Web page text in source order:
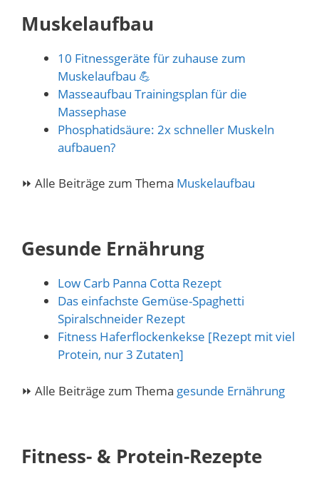
Muskelaufbau
10 Fitnessgeräte für zuhause zum
Muskelaufbau 💪
Masseaufbau Trainingsplan für die
Massephase
Phosphatidsäure: 2x schneller Muskeln
aufbauen?
⏩ Alle Beiträge zum Thema Muskelaufbau
Gesunde Ernährung
Low Carb Panna Cotta Rezept
Das einfachste Gemüse-Spaghetti
Spiralschneider Rezept
Fitness Haferflockenkekse [Rezept mit viel
Protein, nur 3 Zutaten]
⏩ Alle Beiträge zum Thema gesunde Ernährung
Fitness- & Protein-Rezepte